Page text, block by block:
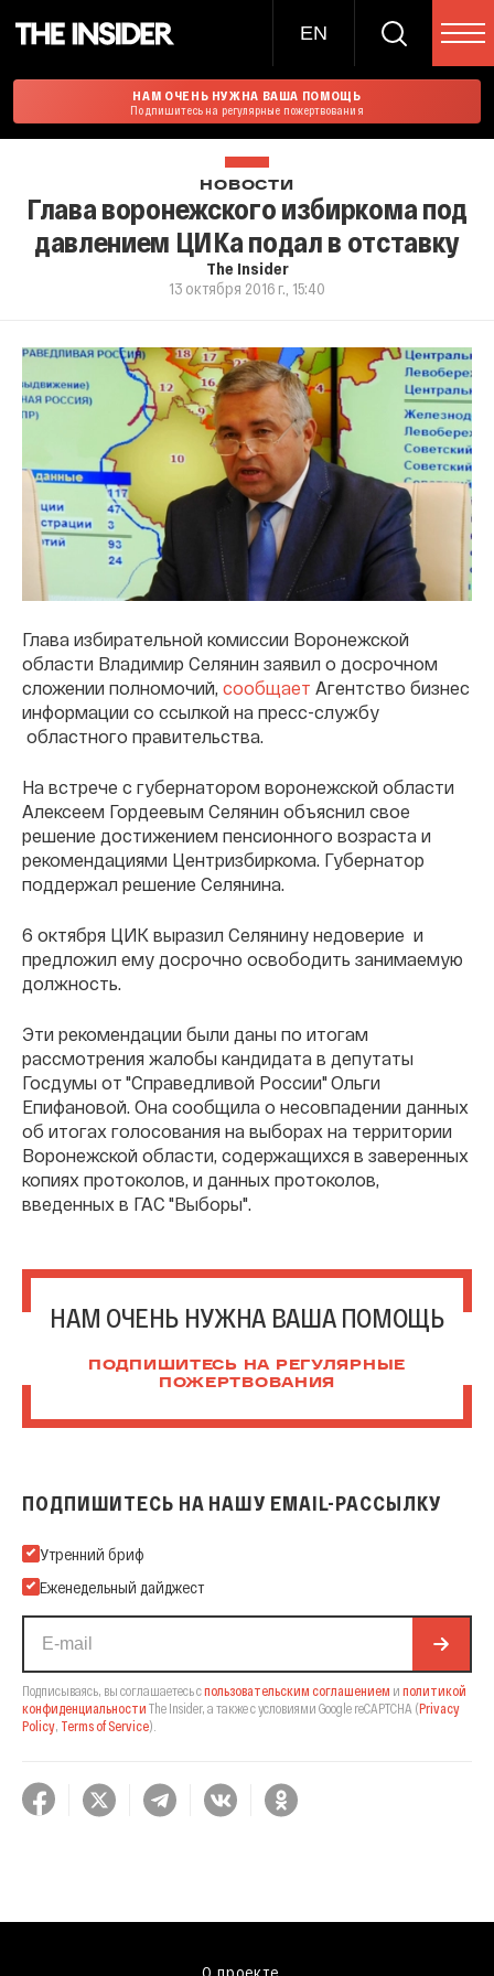
EN
НАМ ОЧЕНЬ НУЖНА ВАША ПОМОЩЬ
Подпишитесь на регулярные пожертвования
НОВОСТИ
Глава воронежского избиркома под
давлением ЦИКа подал в отставку
The Insider
13 октября 2016 г., 15:40
Глава избирательной комиссии Воронежской
области Владимир Селянин заявил о досрочном
сложении полномочий, сообщает Агентство бизнес
информации со ссылкой на пресс-службу
областного правительства.
На встрече с губернатором воронежской области
Алексеем Гордеевым Селянин объяснил свое
решение достижением пенсионного возраста и
рекомендациями Центризбиркома. Губернатор
поддержал решение Селянина.
6 октября ЦИК выразил Селянину недоверие и
предложил ему досрочно освободить занимаемую
должность.
Эти рекомендации были даны по итогам
рассмотрения жалобы кандидата в депутаты
Госдумы от "Справедливой России" Ольги
Епифановой. Она сообщила о несовпадении данных
об итогах голосования на выборах на территории
Воронежской области, содержащихся в заверенных
копиях протоколов, и данных протоколов,
введенных в ГАС "Выборы".
НАМ ОЧЕНЬ НУЖНА ВАША ПОМОЩЬ
ПОДПИШИТЕСЬ НА РЕГУЛЯРНЫЕ
ПОЖЕРТВОВАНИЯ
ПОДПИШИТЕСЬ НА НАШУ EMAIL-РАССЫЛКУ
Подпишитесь на нашу Email-рассылку
Утренний бриф
Еженедельный дайджест
Подписываясь, вы соглашаетесь спользовательским соглашением и политикой
конфиденциальности The Insider, а также с условиями Google reCAPTCHA (Privacy
Policy Terms of Service).
О проекте